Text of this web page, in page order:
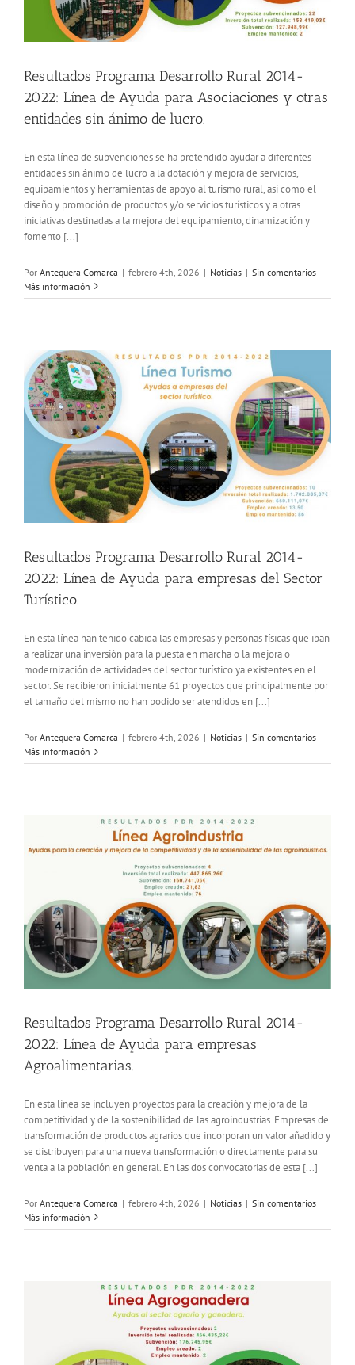
Resultados Programa Desarrollo Rural 2014-
2022: Línea de Ayuda para Asociaciones y otras
entidades sin ánimo de lucro.
En esta línea de subvenciones se ha pretendido ayudar a diferentes
entidades sin ánimo de lucro a la dotación y mejora de servicios,
equipamientos y herramientas de apoyo al turismo rural, así como el
diseño y promoción de productos y/o servicios turísticos y a otras
iniciativas destinadas a la mejora del equipamiento, dinamización y
fomento [...]
Por Antequera Comarca | febrero 4th, 2026 | Noticias | Sin comentarios
Más información
Resultados Programa Desarrollo Rural 2014-
2022: Línea de Ayuda para empresas del Sector
Turístico.
En esta línea han tenido cabida las empresas y personas físicas que iban
a realizar una inversión para la puesta en marcha o la mejora o
modernización de actividades del sector turístico ya existentes en el
sector. Se recibieron inicialmente 61 proyectos que principalmente por
el tamaño del mismo no han podido ser atendidos en [...]
Por Antequera Comarca | febrero 4th, 2026 | Noticias | Sin comentarios
Más información
Resultados Programa Desarrollo Rural 2014-
2022: Línea de Ayuda para empresas
Agroalimentarias.
En esta línea se incluyen proyectos para la creación y mejora de la
competitividad y de la sostenibilidad de las agroindustrias. Empresas de
transformación de productos agrarios que incorporan un valor añadido y
se distribuyen para una nueva transformación o directamente para su
venta a la población en general. En las dos convocatorias de esta [...]
Por Antequera Comarca | febrero 4th, 2026 | Noticias | Sin comentarios
Más información